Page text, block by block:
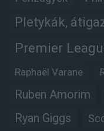
Pletykák,
Premier
Raphaël Varane
Ruben Amorim
Ryan Giggs